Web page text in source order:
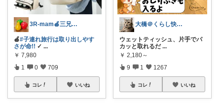
3R-mam🍎三兄弟母
🍎#子連れ旅行は取り出しやす
さが命!! ✓ ...
￥ 7,980
1 0 709
コレ いいね
大橋＠くらし快適LAB🌿
ウェットティッシュ、片手でパ
カッと取れるだ ...
￥ 2,180～
9 1 1267
コレ いいね